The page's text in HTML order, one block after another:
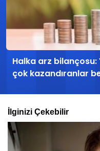
Halka arz bilançosu:
çok kazandıranlar